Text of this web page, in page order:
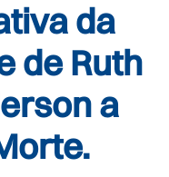
da
de Ruth
a